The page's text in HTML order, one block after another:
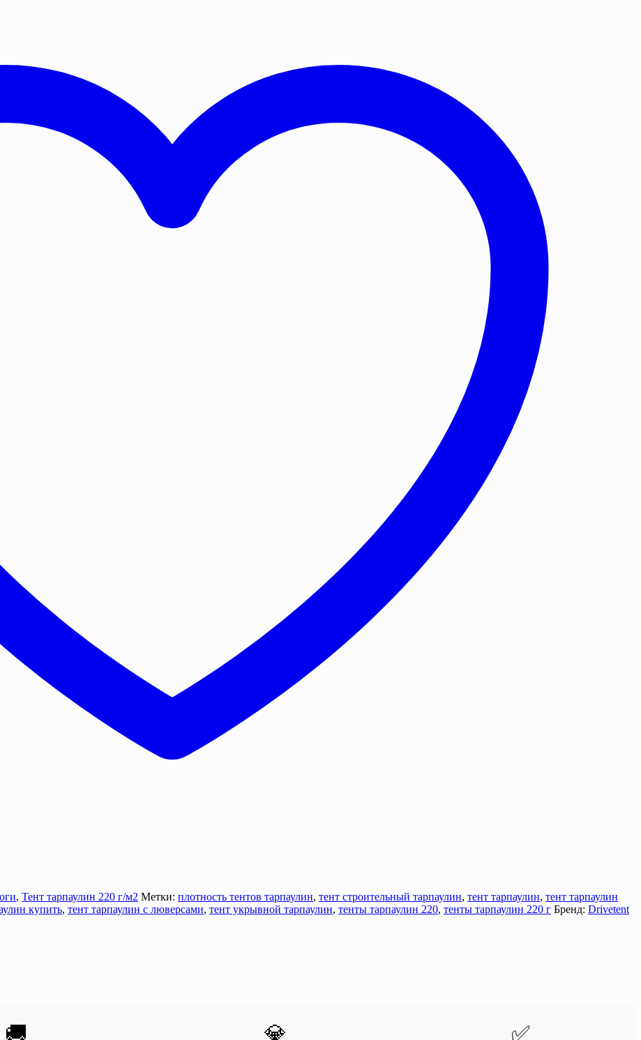
, Тент тарпаулин 220 г/м2 Метки: плотность тентов тарпаулин, тент строительный тарпаулин, тент тарпаулин, тент тарпаулин
купить, тент тарпаулин с люверсами, тент укрывной тарпаулин, тенты тарпаулин 220, тенты тарпаулин 220 г Бренд: Drivetent
🚚 💎 ✅